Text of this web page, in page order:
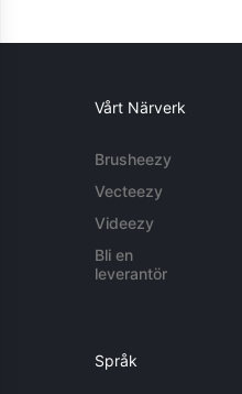
Vårt Närverk
Brusheezy
Vecteezy
Videezy
Bli en
leverantör
Språk